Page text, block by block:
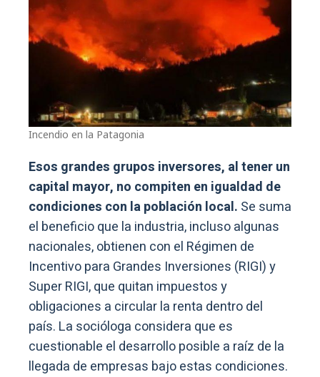
Incendio en la Patagonia
Esos grandes grupos inversores, al tener un
capital mayor, no compiten en igualdad de
condiciones con la población local. Se suma
el beneficio que la industria, incluso algunas
nacionales, obtienen con el Régimen de
Incentivo para Grandes Inversiones (RIGI) y
Super RIGI, que quitan impuestos y
obligaciones a circular la renta dentro del
país. La socióloga considera que es
cuestionable el desarrollo posible a raíz de la
llegada de empresas bajo estas condiciones.